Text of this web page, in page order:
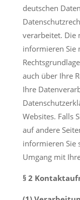
deutschen
verarbeitet. Die
informieren Sie
auch über Ihre
Ihre
Websites. Falls
auf andere
informieren Sie
Umgang mit
§ 2